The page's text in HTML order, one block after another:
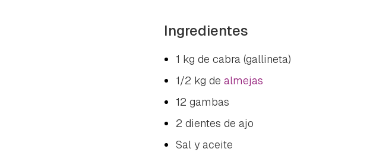
Ingredientes
1 kg de cabra (gallineta)
1/2 kg de almejas
12 gambas
2 dientes de ajo
Sal y aceite